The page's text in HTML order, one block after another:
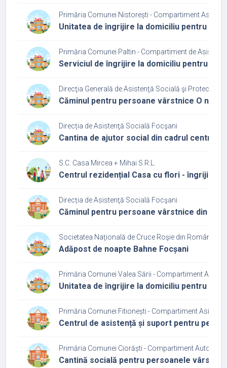
Primăria Comunei Nistorești - Compartiment
Unitatea de îngrijire la domiciliu pentru
Primăria Comunei Paltin - Compartiment de
Serviciul de îngrijire la domiciliu pentru
Direcţia Generală de Asistenţă Socială şi Protecţia
Căminul pentru persoane vârstnice O nouă
Direcția de Asistenţă Socială Focşani
Cantina de ajutor social din cadrul
S.C. Casa Mircea + Mihai S.R.L.
Centrul rezidențial Casa cu flori - îngrijire
Direcția de Asistenţă Socială Focşani
Căminul pentru persoane vârstnice din
Societatea Naţională de Cruce Roşie din România
Adăpost de noapte Bahne Focșani
Primăria Comunei Valea Sării - Compartiment
Unitatea de îngrijire la domiciliu pentru
Primăria Comunei Fitionești - Compartiment
Centrul de asistență și suport pentru
Primăria Comunei Ciorăști - Compartiment
Cantină socială pentru persoanele